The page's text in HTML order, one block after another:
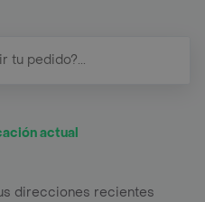
actual
direcciones recientes